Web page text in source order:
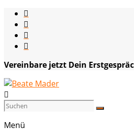
Skip
content
Vereinbare jetzt Dein
Beate
Menü